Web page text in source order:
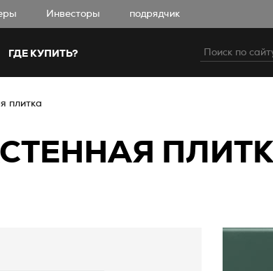
Инвесторы подрядчик
ГДЕ КУПИТЬ?
плитка